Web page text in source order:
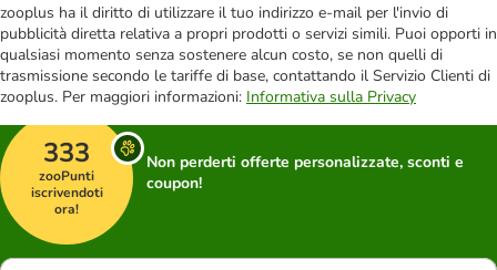
zooplus ha il diritto di utilizzare il tuo indirizzo e-mail per l'invio di
pubblicità diretta relativa a propri prodotti o servizi simili. Puoi opporti in
qualsiasi momento senza sostenere alcun costo, se non quelli di
trasmissione secondo le tariffe di base, contattando il Servizio Clienti di
zooplus. Per maggiori informazioni: Informativa sulla Privacy
333
zooPunti
iscrivendoti
ora!
Non perderti offerte personalizzate, sconti e
coupon!